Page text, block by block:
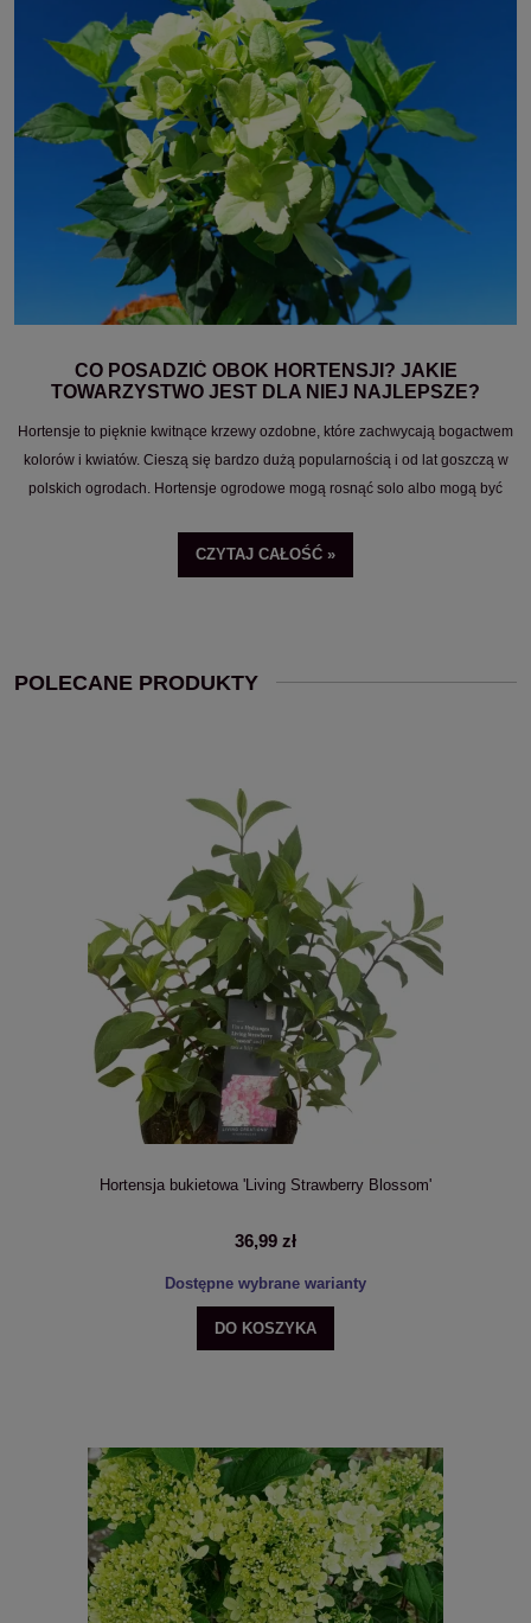
CO POSADZIĆ OBOK HORTENSJI? JAKIE
TOWARZYSTWO JEST DLA NIEJ NAJLEPSZE?
Hortensje to pięknie kwitnące krzewy ozdobne, które zachwycają bogactwem
kolorów i kwiatów. Cieszą się bardzo dużą popularnością i od lat goszczą w
polskich ogrodach. Hortensje ogrodowe mogą rosnąć solo albo mogą być
wielobarwne rabaty ogrodowe, warto wiedzieć, jakie rośliny są dobrym
towarzystwem dla hortensji. Z naszego poradnika dowiesz się, z czym sadzić
CZYTAJ CAŁOŚĆ »
POLECANE PRODUKTY
Hortensja bukietowa 'Living Strawberry Blossom'
36,99 zł
Dostępne wybrane warianty
DO KOSZYKA